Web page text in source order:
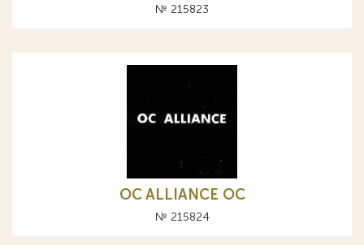
№ 215823
OC ALLIANCE ОС
№ 215824